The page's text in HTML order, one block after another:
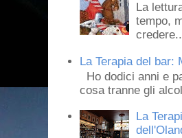
La
tempo,
La Terapia del
Ho dodici anni e
cosa tranne gli
La